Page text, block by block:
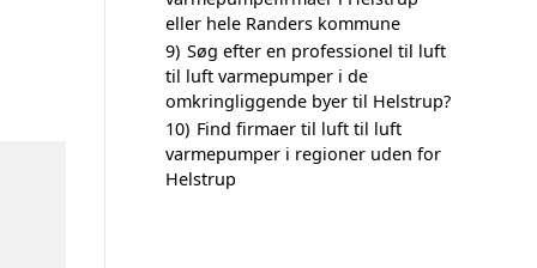
eller hele Randers kommune
9) Søg efter en professionel til luft
til luft varmepumper i de
omkringliggende byer til Helstrup?
10) Find firmaer til luft til luft
varmepumper i regioner uden for
Helstrup